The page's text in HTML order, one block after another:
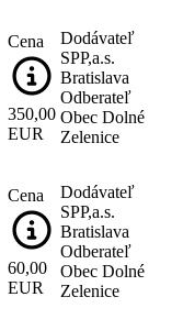
Cena
350,00
EUR
Dodávateľ
SPP,a.s.
Bratislava
Odberateľ
Obec Dolné
Zelenice
Cena
60,00
EUR
Dodávateľ
SPP,a.s.
Bratislava
Odberateľ
Obec Dolné
Zelenice